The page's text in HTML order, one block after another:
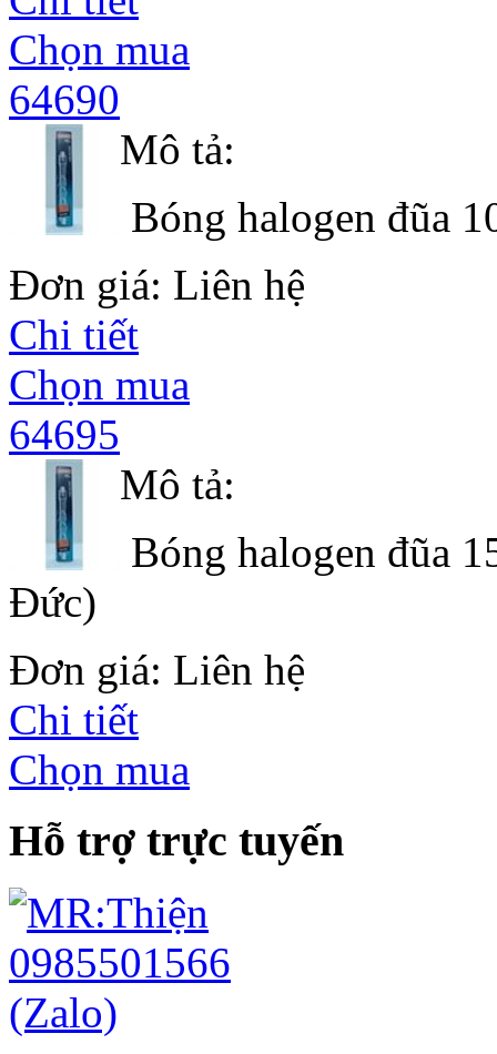
Chọn mua
64690
Mô tả:
Bóng halogen đũa
Đơn giá: Liên hệ
Chi tiết
Chọn mua
64695
Mô tả:
Bóng halogen đũa
Đức)
Đơn giá: Liên hệ
Chi tiết
Chọn mua
Hỗ trợ trực tuyến